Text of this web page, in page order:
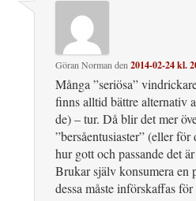
Göran Normanden2014-02-24 kl.
Många ”seriösa”
finns alltid bättre alternativ
de) – tur. Då blir det mer
”bersåentusiaster” (eller
hur gott och passande det
Brukar själv konsumera en
dessa måste införskaffas för